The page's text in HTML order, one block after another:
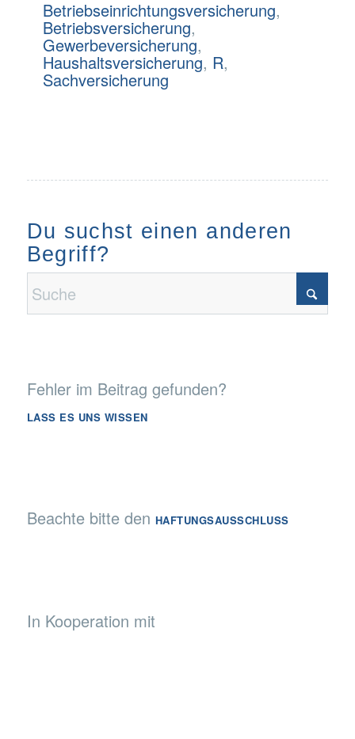
Betriebseinrichtungsversicherung,
Betriebsversicherung,
Gewerbeversicherung,
Haushaltsversicherung, R,
Sachversicherung
Du suchst einen anderen
Begriff?
Fehler im Beitrag gefunden?
LASS ES UNS WISSEN
Beachte bitte den HAFTUNGSAUSSCHLUSS
In Kooperation mit